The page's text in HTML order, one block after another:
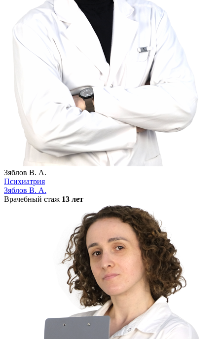
Зяблов В. А.
Психиатрия
Зяблов В. А.
Врачебный стаж 13 лет